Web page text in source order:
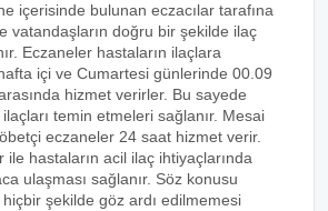
içerisinde bulunan eczacılar tarafına
vatandaşların doğru bir şekilde ilaç
Eczaneler hastaların ilaçlara
içi ve Cumartesi günlerinde 00.09
hizmet verirler. Bu sayede
temin etmeleri sağlanır. Mesai
eczaneler 24 saat hizmet verir.
ile hastaların acil ilaç ihtiyaçlarında
ulaşması sağlanır. Söz konusu
şekilde göz ardı edilmemesi